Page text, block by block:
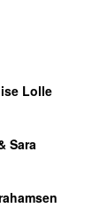
Lolle
Sara